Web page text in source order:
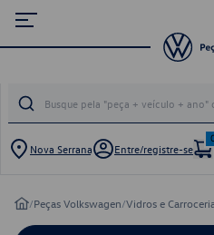
Nova Serrana Entre/registre-se
/Peças Volkswagen/Vidros e